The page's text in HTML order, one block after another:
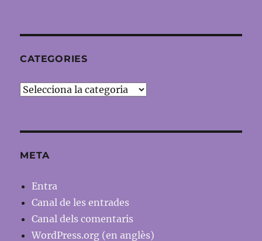
CATEGORIES
Categories
META
Entra
Canal de les entrades
Canal dels comentaris
WordPress.org (en anglès)